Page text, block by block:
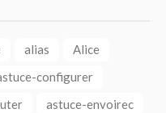
alias
Alice
configurer
astuce-envoirec